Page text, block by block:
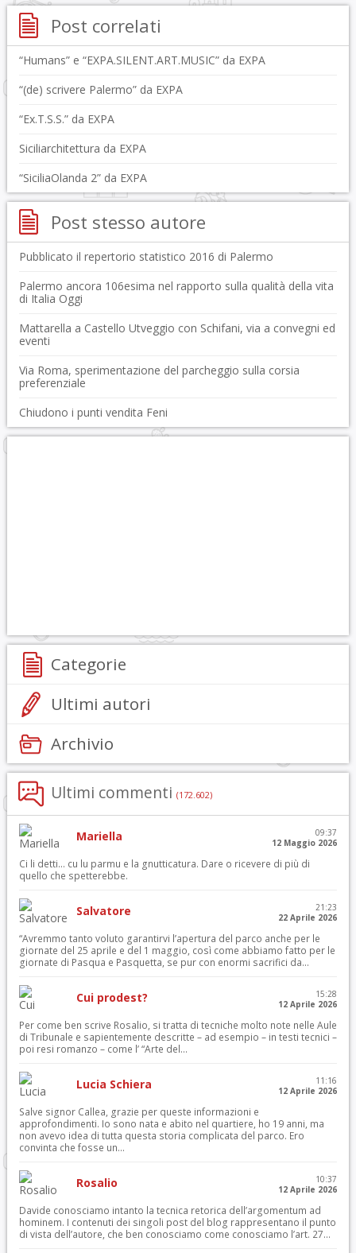
Post correlati
“Humans” e “EXPA.SILENT.ART.MUSIC” da EXPA
“(de) scrivere Palermo” da EXPA
“Ex.T.S.S.” da EXPA
Siciliarchitettura da EXPA
“SiciliaOlanda 2” da EXPA
Post stesso autore
Pubblicato il repertorio statistico 2016 di Palermo
Palermo ancora 106esima nel rapporto sulla qualità della vita
di Italia Oggi
Mattarella a Castello Utveggio con Schifani, via a convegni ed
eventi
Via Roma, sperimentazione del parcheggio sulla corsia
preferenziale
Chiudono i punti vendita Feni
Categorie
Ultimi autori
Archivio
Ultimi commenti (172.602)
Mariella
09:37
12 Maggio 2026
Ci li detti… cu lu parmu e la gnutticatura. Dare o ricevere di più di
quello che spetterebbe.
Salvatore
21:23
22 Aprile 2026
“Avremmo tanto voluto garantirvi l’apertura del parco anche per le
giornate del 25 aprile e del 1 maggio, così come abbiamo fatto per le
giornate di Pasqua e Pasquetta, se pur con enormi sacrifici da...
Cui prodest?
15:28
12 Aprile 2026
Per come ben scrive Rosalio, si tratta di tecniche molto note nelle Aule
di Tribunale e sapientemente descritte – ad esempio – in testi tecnici –
poi resi romanzo – come l’ “Arte del...
Lucia Schiera
11:16
12 Aprile 2026
Salve signor Callea, grazie per queste informazioni e
approfondimenti. Io sono nata e abito nel quartiere, ho 19 anni, ma
non avevo idea di tutta questa storia complicata del parco. Ero
convinta che fosse un...
Rosalio
10:37
12 Aprile 2026
Davide conosciamo intanto la tecnica retorica dell’argomentum ad
hominem. I contenuti dei singoli post del blog rappresentano il punto
di vista dell’autore, che ben conosciamo come conosciamo l’art. 27...